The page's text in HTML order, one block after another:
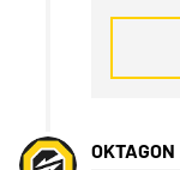
OKTAGON